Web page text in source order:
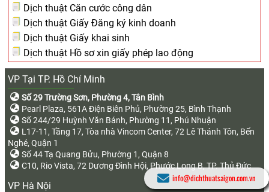
Dịch thuật Căn cước công dân
Dịch thuật Giấy Đăng ký kinh doanh
Dịch thuật Giấy khai sinh
Dịch thuật Hồ sơ xin giấy phép lao động
VP Tại TP. Hồ Chí Minh
Số 29 Trường Sơn, Phường 4, Tân Bình
Pearl Plaza, 561A Điện Biên Phủ, Phường 25, Bình Thạnh
Số 244/29 Huỳnh Văn Bánh, Phường 11, Phú Nhuận
L17-11, Tầng 17, Tòa nhà Vincom Center, 72 Lê Thánh Tôn, Bến
Nghé, Quận 1
Số 44 Tạ Quang Bửu, Phường 1, Quận 8
C10, Rio Vista, 72 Dương Đình Hội, Phước Long B, TP. Thủ Đức
VP Hà Nội
info@dichthuatsaigon.com.vn